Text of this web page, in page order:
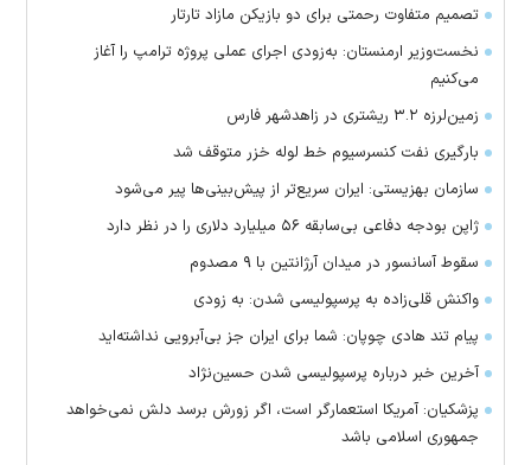
تصمیم متفاوت رحمتی برای دو بازیکن مازاد تارتار
نخست‌وزیر ارمنستان: به‌زودی اجرای عملی پروژه ترامپ را آغاز
می‌کنیم
زمین‌لرزه ۳.۲ ریشتری در زاهدشهر فارس
بارگیری نفت کنسرسیوم خط لوله خزر متوقف شد
سازمان بهزیستی: ایران سریع‌تر از پیش‌بینی‌ها پیر می‌شود
ژاپن بودجه دفاعی بی‌سابقه ۵۶ میلیارد دلاری را در نظر دارد
سقوط آسانسور در میدان آرژانتین با ۹ مصدوم
واکنش قلی‌زاده به پرسپولیسی شدن: به زودی
پیام تند هادی چوپان: شما برای ایران جز بی‌آبرویی نداشته‌اید
آخرین خبر درباره پرسپولیسی شدن حسین‌نژاد
پزشکیان: آمریکا استعمارگر است، اگر زورش برسد دلش نمی‌خواهد
جمهوری اسلامی باشد